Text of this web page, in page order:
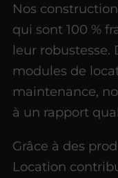
Nos
qui sont 100 %
leur robustesse.
modules de
maintenance,
à un rapport
Grâce à des
Location